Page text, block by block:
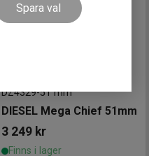
Spara val
DZ4329-51 mm
DIESEL Mega Chief 51mm
3 249 kr
Finns i lager